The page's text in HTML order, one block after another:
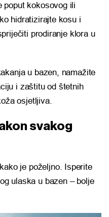
poput kokosovog ili
hidratizirajte kosu i
prodiranje klora u
u bazen, namažite
i zaštitu od štetnih
osjetljiva.
svakog
je poželjno. Isperite
ulaska u bazen – bolje